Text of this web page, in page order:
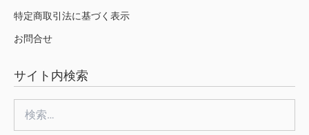
特定商取引法に基づく表示
お問合せ
サイト内検索
索: